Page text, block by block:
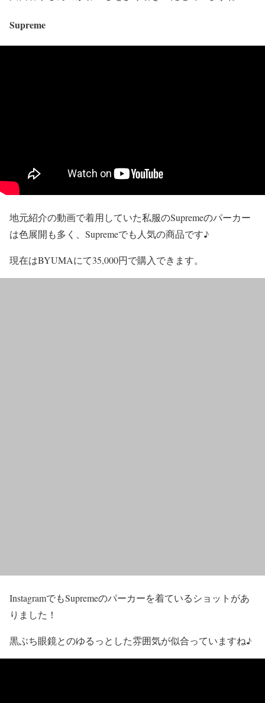
Supreme
地元紹介の動画で着用していた私服のSupremeのパーカー
は色展開も多く
、Supremeでも 人気の商品です♪
現在はBYUMAにて35,000円で購入できます。
InstagramでもSupremeのパーカーを着ているショットがあ
りました！
黒ぶち眼鏡とのゆるっとした雰囲気が似合っていますね♪